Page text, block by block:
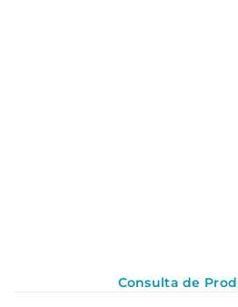
Consulta de